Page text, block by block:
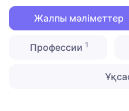
Жалпы мәліметтер
Профессии 1